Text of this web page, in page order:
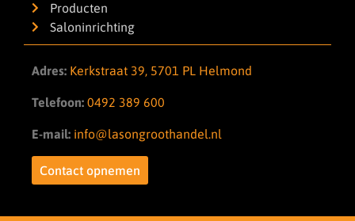
Producten
Saloninrichting
Adres: Kerkstraat 39, 5701 PL Helmond
Telefoon: 0492 389 600
E-mail: info@lasongroothandel.nl
Contact opnemen